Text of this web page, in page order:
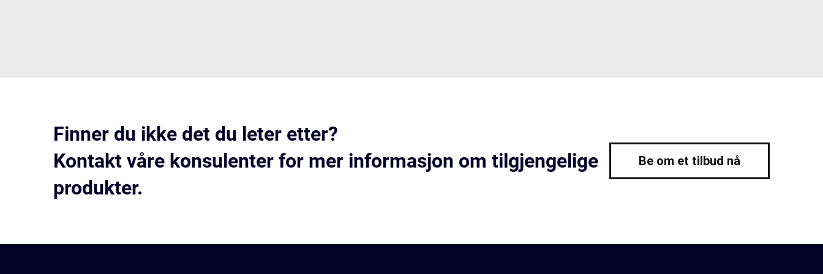
Finner du ikke det du leter etter?
Kontakt våre konsulenter for mer informasjon om tilgjengelige
produkter.
Be om et tilbud nå